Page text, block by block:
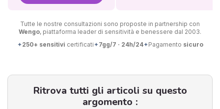
Tutte le nostre consultazioni sono proposte in partnership con
Wengo, piattaforma leader di sensitività e benessere dal 2003.
✦250+ sensitivi certificati✦7gg/7 · 24h/24✦Pagamento sicuro
Ritrova tutti gli articoli su questo
argomento :